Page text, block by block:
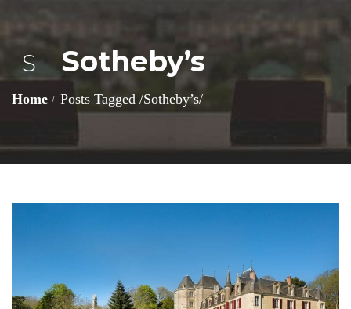
S Sotheby’s
Home Posts Tagged /Sotheby’s/